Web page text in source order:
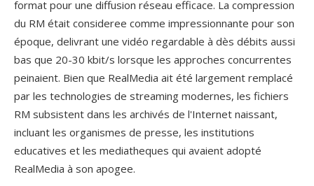
format pour une diffusion réseau efficace. La compression
du RM était consideree comme impressionnante pour son
époque, delivrant une vidéo regardable à dès débits aussi
bas que 20-30 kbit/s lorsque les approches concurrentes
peinaient. Bien que RealMedia ait été largement remplacé
par les technologies de streaming modernes, les fichiers
RM subsistent dans les archivés de l'Internet naissant,
incluant les organismes de presse, les institutions
educatives et les mediatheques qui avaient adopté
RealMedia à son apogee.